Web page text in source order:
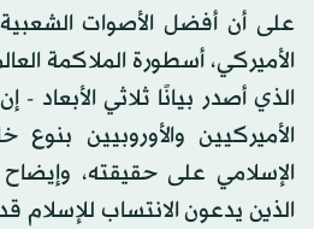
على أن أفضل الأصوات
الأميركي، أسطورة الملاكمة
الذي أصدر بيانًا ثلاثي الأبعاد
الأميركيين والأوروبيين
الإسلامي على حقيقته،
الذين يدعون الانتساب